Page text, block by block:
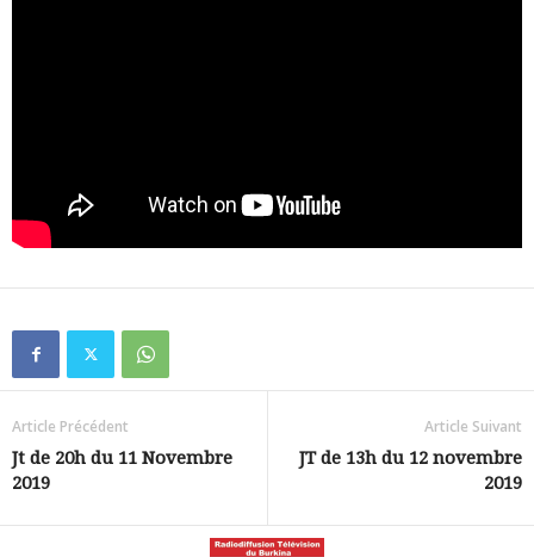
Article Précédent
Jt de 20h du 11 Novembre
2019
Article Suivant
JT de 13h du 12 novembre
2019